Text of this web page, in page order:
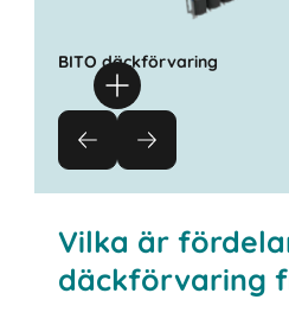
BITO däckförvaring
Vilka är
däckförvaring